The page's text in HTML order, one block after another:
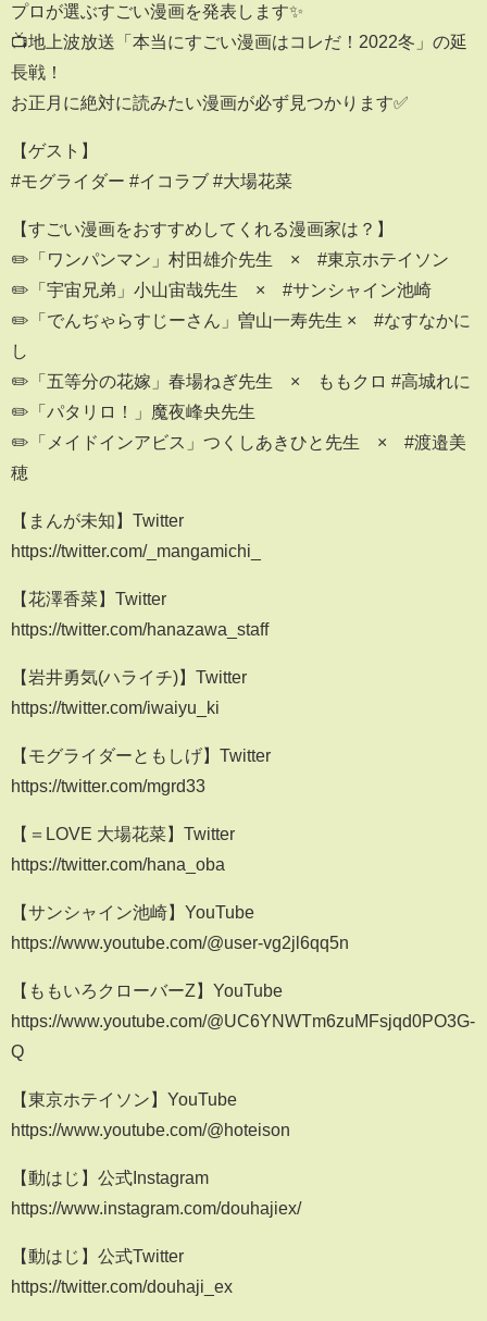
プロが選ぶすごい漫画を発表します✨
📺地上波放送「本当にすごい漫画はコレだ！2022冬」の延
長戦！
お正月に絶対に読みたい漫画が必ず見つかります✅
【ゲスト】
#モグライダー #イコラブ #大場花菜
【すごい漫画をおすすめしてくれる漫画家は？】
✏️「ワンパンマン」村田雄介先生 × #東京ホテイソン
✏️「宇宙兄弟」小山宙哉先生 × #サンシャイン池崎
✏️「でんぢゃらすじーさん」曽山一寿先生 × #なすなかに
し
✏️「五等分の花嫁」春場ねぎ先生 × ももクロ #高城れに
✏️「パタリロ！」魔夜峰央先生
✏️「メイドインアビス」つくしあきひと先生 × #渡邉美
穂
【まんが未知】Twitter
https://twitter.com/_mangamichi_
【花澤香菜】Twitter
https://twitter.com/hanazawa_staff
【岩井勇気(ハライチ)】Twitter
https://twitter.com/iwaiyu_ki
【モグライダーともしげ】Twitter
https://twitter.com/mgrd33
【＝LOVE 大場花菜】Twitter
https://twitter.com/hana_oba
【サンシャイン池崎】YouTube
https://www.youtube.com/@user-vg2jl6qq5n
【ももいろクローバーZ】YouTube
https://www.youtube.com/@UC6YNWTm6zuMFsjqd0PO3G-
Q
【東京ホテイソン】YouTube
https://www.youtube.com/@hoteison
【動はじ】公式Instagram
https://www.instagram.com/douhajiex/
【動はじ】公式Twitter
https://twitter.com/douhaji_ex